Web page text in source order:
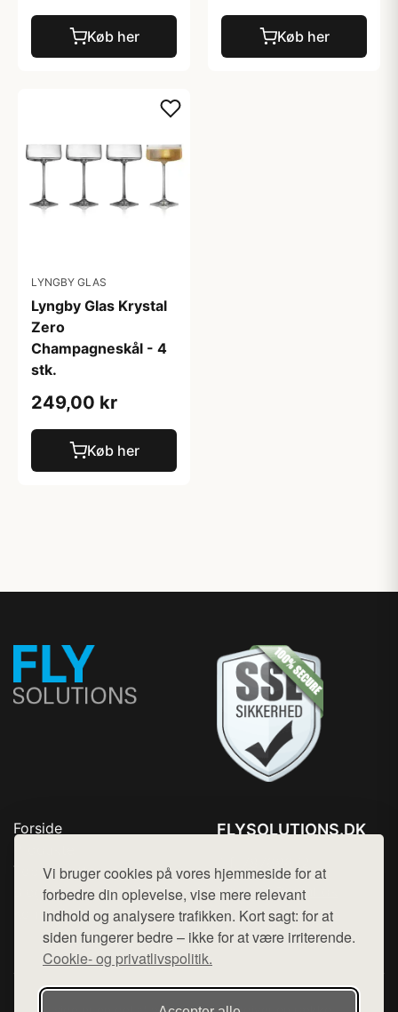
Vi bruger cookies på vores hjemmeside for at
forbedre din oplevelse, vise mere relevant
indhold og analysere trafikken. Kort sagt: for at
siden fungerer bedre – ikke for at være irriterende.
Cookie- og privatlivspolitik.
Køb her Køb her
LYNGBY GLAS
Lyngby Glas Krystal
Zero
Champagneskål - 4
stk.
249,00 kr
Køb her
Forside
Top Rabatter
Blog
Kontakt
FLYSOLUTIONS.DK
Mail: hej@want.dk
Cookie- og privatlivspolitik